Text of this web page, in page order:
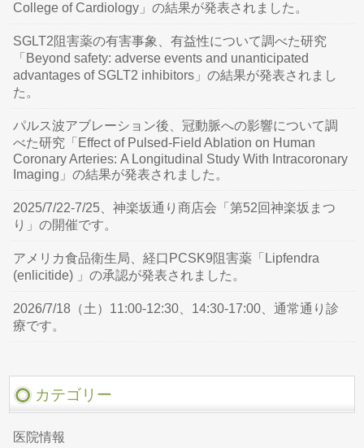
College of Cardiology」の結果が発表されました。
SGLT2阻害薬の有害事象、有益性について調べた研究
「Beyond safety: adverse events and unanticipated
advantages of SGLT2 inhibitors」の結果が発表されまし
た。
パルス波アブレーション後、冠動脈への影響について調
べた研究「Effect of Pulsed-Field Ablation on Human
Coronary Arteries: A Longitudinal Study With Intracoronary
Imaging」の結果が発表されました。
2025/7/22-7/25、神楽坂通り商店会「第52回神楽坂まつ
り」の開催です。
アメリカ食品衛生局、経口PCSK9阻害薬「Lipfendra
(enlicitide) 」の承認が発表されました。
2026/7/18（土）11:00-12:30、14:30-17:00、通常通り診
療です。
カテゴリー
医院情報